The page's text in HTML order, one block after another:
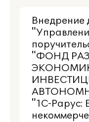
Внедрение
"ФОНД
"1С-Рарус: